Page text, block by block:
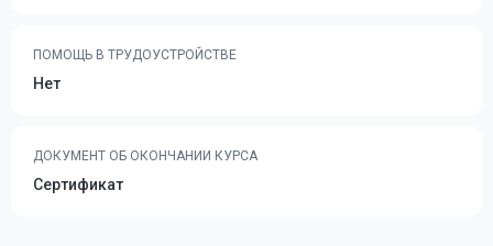
ПОМОЩЬ В ТРУДОУСТРОЙСТВЕ
Нет
ДОКУМЕНТ ОБ ОКОНЧАНИИ КУРСА
Сертификат